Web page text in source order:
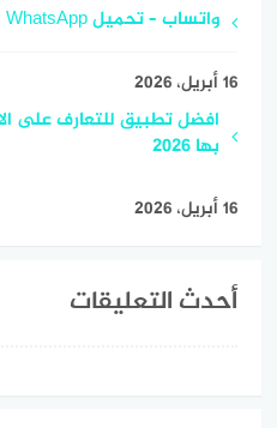
واتساب – تحميل WhatsApp للآيفون 2026 آخر إصدار
16 أبريل، 2026
افضل تطبيق للتعارف على
بها 2026
16 أبريل، 2026
أحدث التعليقات